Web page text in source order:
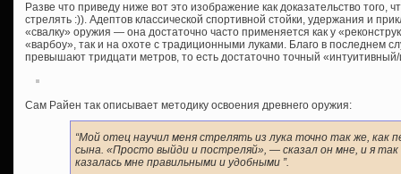
Разве что приведу ниже вот это изображение как доказательство того,
стрелять :)). Адептов классической спортивной стойки, удержания и
«свалку» оружия — она достаточно часто применяется как у
«варбоу», так и на охоте с традиционными луками. Благо в последнем
превышают тридцати метров, то есть достаточно точный
Сам Райен так описывает методику освоения древнего оружия:
“Мой отец научил меня стрелять из лука точно так же, как
сына. «Просто выйди и постреляй», — сказал он мне, и я
казалась мне правильными и удобными ”.